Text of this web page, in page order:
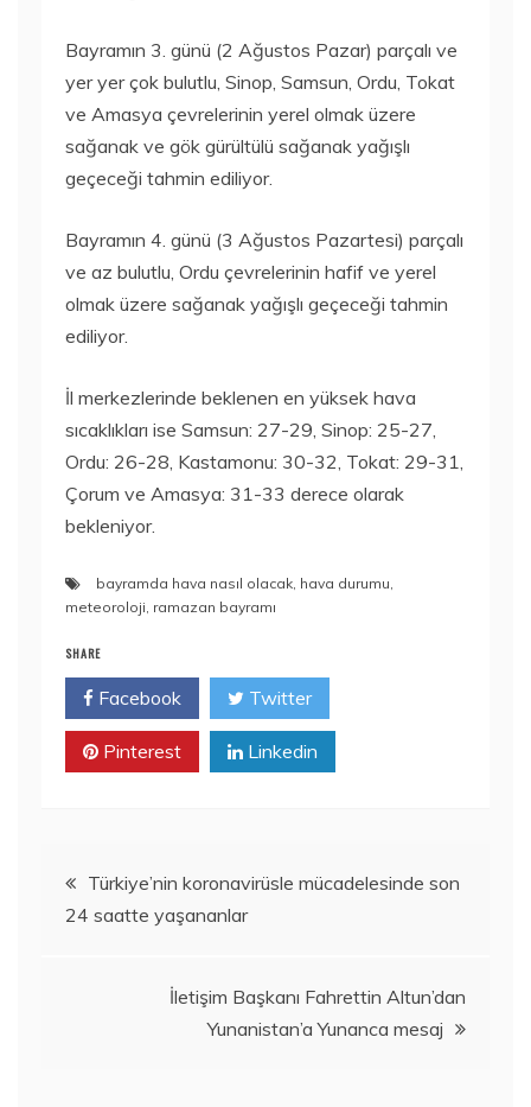
Bayramın 3. günü (2 Ağustos Pazar) parçalı ve
yer yer çok bulutlu, Sinop, Samsun, Ordu, Tokat
ve Amasya çevrelerinin yerel olmak üzere
sağanak ve gök gürültülü sağanak yağışlı
geçeceği tahmin ediliyor.
Bayramın 4. günü (3 Ağustos Pazartesi) parçalı
ve az bulutlu, Ordu çevrelerinin hafif ve yerel
olmak üzere sağanak yağışlı geçeceği tahmin
ediliyor.
İl merkezlerinde beklenen en yüksek hava
sıcaklıkları ise Samsun: 27-29, Sinop: 25-27,
Ordu: 26-28, Kastamonu: 30-32, Tokat: 29-31,
Çorum ve Amasya: 31-33 derece olarak
bekleniyor.
bayramda hava nasıl olacak, hava durumu,
meteoroloji, ramazan bayramı
SHARE
Facebook Twitter
Pinterest Linkedin
Yazı
gezinmesi
Türkiye’nin koronavirüsle mücadelesinde son
24 saatte yaşananlar
İletişim Başkanı Fahrettin Altun’dan
Yunanistan’a Yunanca mesaj